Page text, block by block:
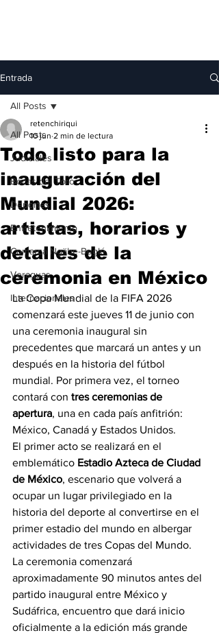
Entrada
All Posts
Judiciales
Bocas del Toro
Deportes
Entretenimiento
Comarca Ngäbe-Buglé
Veraguas
Internacionales
All Posts
Todo listo para la
inauguración del
Mundial 2026:
artistas, horarios y
detalles de la
ceremonia en México
retenchiriqui
10 jun 2 min de lectura
La Copa Mundial de la FIFA 2026
comenzará este jueves 11 de junio con
una ceremonia inaugural sin
precedentes que marcará un antes y un
después en la historia del fútbol
mundial. Por primera vez, el torneo
contará con tres ceremonias de
apertura, una en cada país anfitrión:
México, Canadá y Estados Unidos.
El primer acto se realizará en el
emblemático Estadio Azteca de Ciudad
de México, escenario que volverá a
ocupar un lugar privilegiado en la
historia del deporte al convertirse en el
primer estadio del mundo en albergar
actividades de tres Copas del Mundo.
La ceremonia comenzará
aproximadamente 90 minutos antes del
partido inaugural entre México y
Sudáfrica, encuentro que dará inicio
oficialmente a la edición más grande